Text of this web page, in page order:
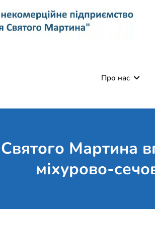
Про нас
Мартина
міхурово-